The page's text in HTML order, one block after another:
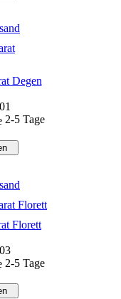
Degen
2-5 Tage
Florett
2-5 Tage